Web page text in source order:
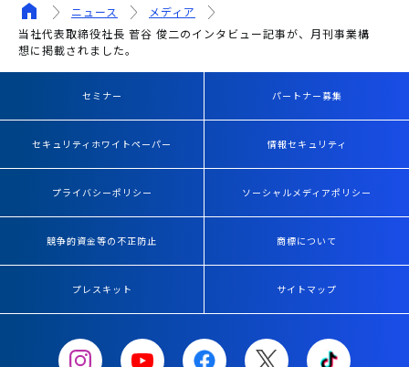
ニュース
メディア
当社代表取締役社長 菅谷 俊二のインタビュー記事が、月刊事業構
想に掲載されました。
セミナー パートナー募集
セキュリティホワイトペーパー 情報セキュリティ
プライバシーポリシー ソーシャルメディアポリシー
競争的資金等の不正防止 商標について
プレスキット サイトマップ